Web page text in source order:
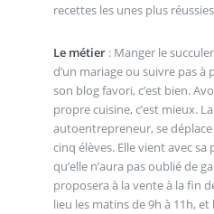
recettes les unes plus
Le métier: Manger le
d’un mariage ou suivre pas à
son blog favori, c’est bien.
propre cuisine, c’est mieux.
autoentrepreneur, se
cinq élèves. Elle vient avec sa
qu’elle n’aura pas oublié de
proposera à la vente à la fin
lieu les matins de 9h à 11h,